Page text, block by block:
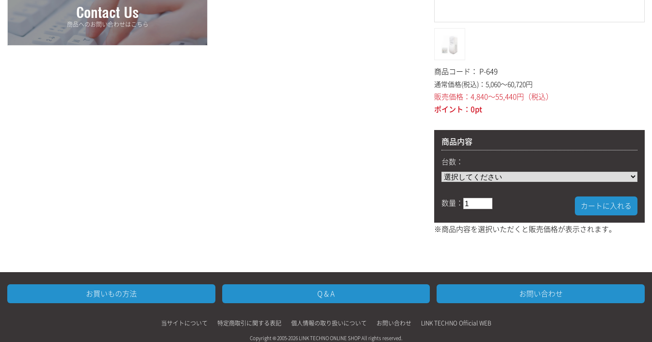
厨房・キッチン用品
ウォーターサーバー用フィルター
Contact Us
商品へのお問い合わせはこちら
商品コード： P-649
通常価格(税込)： 5,060～60,720円
販売価格：4,840～55,440円 （税込）
ポイント：0pt
商品内容
台数：
数量： カートに入れる
※商品内容を選択いただくと販売価格が表示されます。
お買いもの方法 Q & A お問い合わせ
当サイトについて 特定商取引に関する表記 個人情報の取り扱いについて お問い合わせ LINK TECHNO Official WEB
Copyright © 2005-2026 LINK TECHNO ONLINE SHOP All rights reserved.